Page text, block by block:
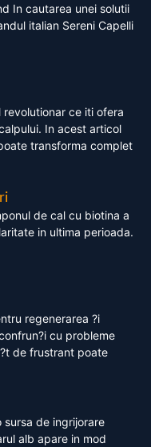
In cautarea unei solutii
italian Sereni Capelli
ce iti ofera
In acest articol
transforma complet
de cal cu biotina a
in ultima perioada.
regenerarea ?i
cu probleme
de frustrant poate
sursa de ingrijorare
alb apare in mod